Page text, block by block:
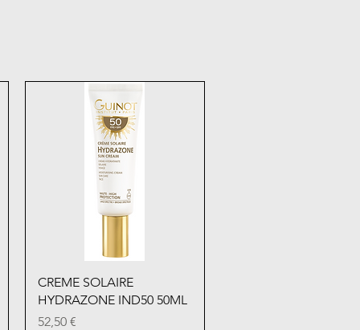
Aperçu rapide
CREME SOLAIRE
HYDRAZONE IND50 50ML
Prix
52,50 €